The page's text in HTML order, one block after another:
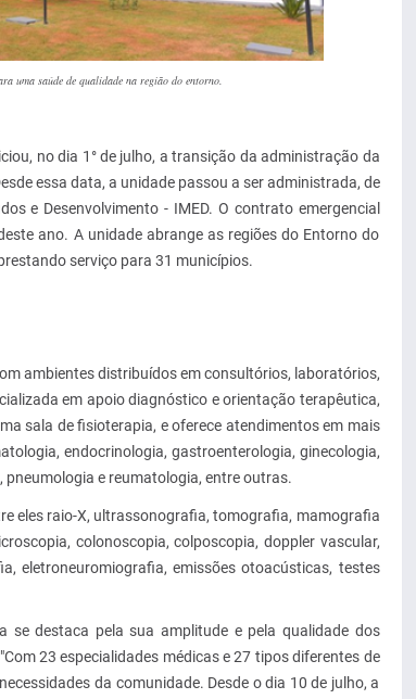
uma saúde de qualidade na região do entorno.
no dia 1° de julho, a transição da administração da
essa data, a unidade passou a ser administrada, de
e Desenvolvimento - IMED. O contrato emergencial
ano. A unidade abrange as regiões do Entorno do
serviço para 31 municípios.
ambientes distribuídos em consultórios, laboratórios,
em apoio diagnóstico e orientação terapêutica,
sala de fisioterapia, e oferece atendimentos em mais
endocrinologia, gastroenterologia, ginecologia,
e reumatologia, entre outras.
eles raio-X, ultrassonografia, tomografia, mamografia
colonoscopia, colposcopia, doppler vascular,
eletroneuromiografia, emissões otoacústicas, testes
se destaca pela sua amplitude e pela qualidade dos
23 especialidades médicas e 27 tipos diferentes de
da comunidade. Desde o dia 10 de julho, a